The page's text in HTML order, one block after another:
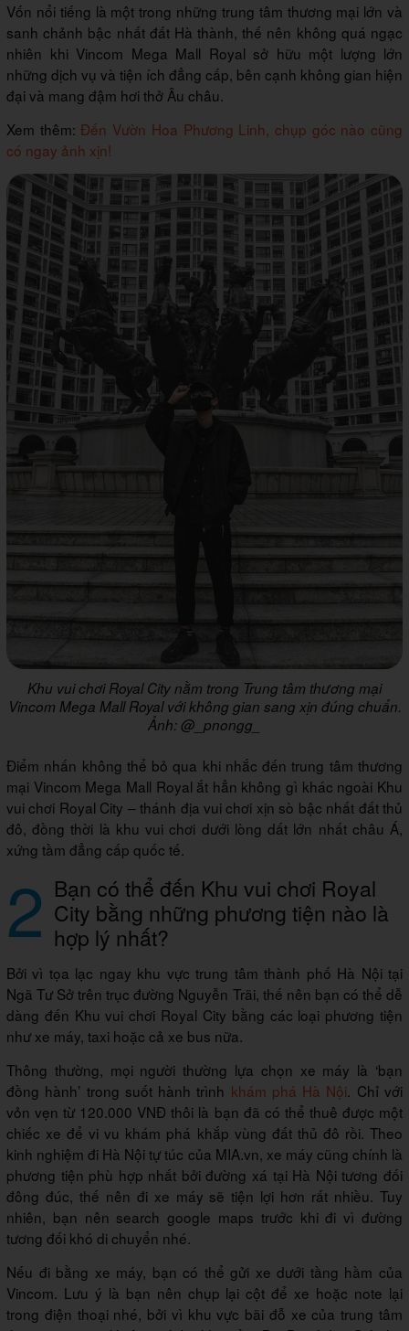
Vốn nổi tiếng là một trong những trung tâm thương mại lớn và
sanh chảnh bậc nhất đất Hà thành, thế nên không quá ngạc
nhiên khi Vincom Mega Mall Royal sở hữu một lượng lớn
những dịch vụ và tiện ích đẳng cấp, bên cạnh không gian hiện
đại và mang đậm hơi thở Âu châu.
Xem thêm:Đến Vườn Hoa Phương Linh, chụp góc nào cũng
có ngay ảnh xịn!
Khu vui chơi Royal City nằm trong Trung tâm thương mại
Vincom Mega Mall Royal với không gian sang xịn đúng chuẩn.
Ảnh: @_pnongg_
Điểm nhấn không thể bỏ qua khi nhắc đến trung tâm thương
mại Vincom Mega Mall Royal ắt hẳn không gì khác ngoài Khu
vui chơi Royal City – thánh địa vui chơi xịn sò bậc nhất đất thủ
đô, đồng thời là khu vui chơi dưới lòng dất lớn nhất châu Á,
xứng tầm đẳng cấp quốc tế.
2 Bạn có thể đến Khu vui chơi Royal
City bằng những phương tiện nào là
hợp lý nhất?
Bởi vì tọa lạc ngay khu vực trung tâm thành phố Hà Nội tại
Ngã Tư Sở trên trục đường Nguyễn Trãi, thế nên bạn có thể dễ
dàng đến Khu vui chơi Royal City bằng các loại phương tiện
như xe máy, taxi hoặc cả xe bus nữa.
Thông thường, mọi người thường lựa chọn xe máy là ‘bạn
đồng hành’ trong suốt hành trình khám phá Hà Nội. Chỉ với
vỏn vẹn từ 120.000 VNĐ thôi là bạn đã có thể thuê được một
chiếc xe để vi vu khám phá khắp vùng đất thủ đô rồi. Theo
kinh nghiệm đi Hà Nội tự túc của MIA.vn, xe máy cũng chính là
phương tiện phù hợp nhất bởi đường xá tại Hà Nội tương đối
đông đúc, thế nên đi xe máy sẽ tiện lợi hơn rất nhiều. Tuy
nhiên, bạn nên search google maps trước khi đi vì đường
tương đối khó di chuyển nhé.
Nếu đi bằng xe máy, bạn có thể gửi xe dưới tầng hầm của
Vincom. Lưu ý là bạn nên chụp lại cột để xe hoặc note lại
trong điện thoại nhé, bởi vì khu vực bãi đỗ xe của trung tâm